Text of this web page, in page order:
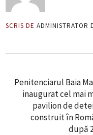
SCRIS DE ADMINISTRATOR
Penitenciarul Baia
inaugurat cel mai
pavilion de
construit în
după